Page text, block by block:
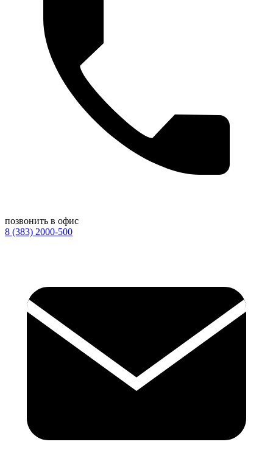
позвонить в офис
8 (383) 2000-500